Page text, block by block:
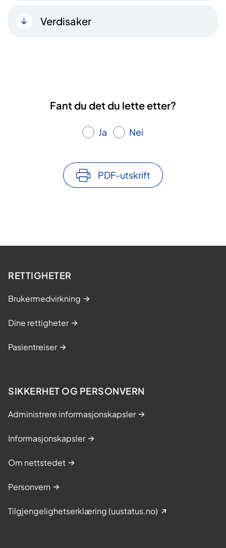
Verdisaker
Fant du det du lette etter?
Ja Nei
PDF-utskrift
RETTIGHETER
Brukermedvirkning
Dine rettigheter
Pasientreiser
SIKKERHET OG PERSONVERN
Administrere informasjonskapsler
Informasjonskapsler
Om nettstedet
Personvern
Tilgjengelighetserklæring (uustatus.no)